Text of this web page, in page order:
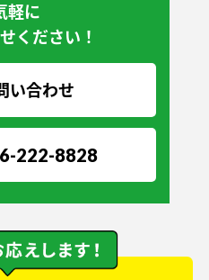
軽に
ください！
い合わせ
222-8828